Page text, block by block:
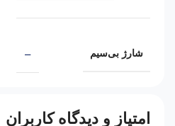
شارژ بی‌سیم –
امتیاز و دیدگاه کاربران